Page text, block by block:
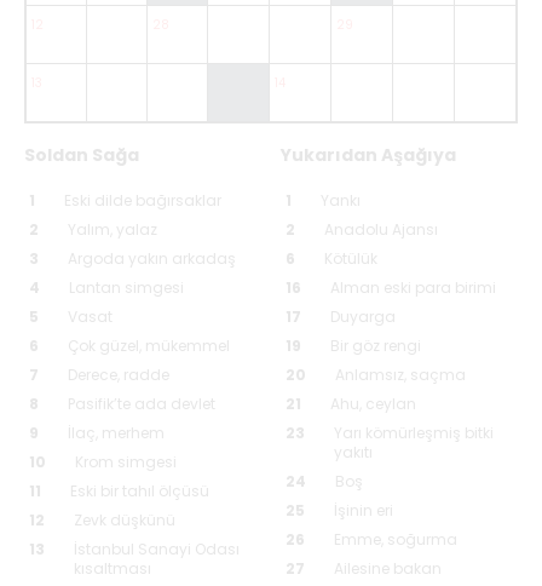
Soldan Sağa
1
Eski dilde bağırsaklar
2
Yalım, yalaz
3
Argoda yakın arkadaş
4
Lantan simgesi
5
Vasat
6
Çok güzel, mükemmel
7
Derece, radde
8
Pasifik’te ada devlet
9
İlaç, merhem
10
Krom simgesi
11
Eski bir tahıl ölçüsü
12
Zevk düşkünü
13
İstanbul Sanayi Odası
kısaltması
Yukarıdan Aşağıya
1
Yankı
2
Anadolu Ajansı
6
Kötülük
16
Alman eski para birimi
17
Duyarga
19
Bir göz rengi
20
Anlamsız, saçma
21
Ahu, ceylan
23
Yarı kömürleşmiş bitki
yakıtı
24
Boş
25
İşinin eri
26
Emme, soğurma
27
Ailesine bakan